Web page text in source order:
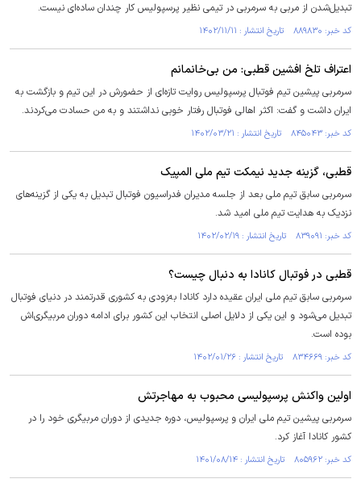
تبدیل‌شدن از مربی به سرمربی در تیمی نظیر پرسپولیس کار چندان ساده‌ای نیست.
کد خبر: ۸۸۹۸۳۰ تاریخ انتشار : ۱۴۰۲/۱۱/۱۱
اعتراف تلخ افشین قطبی: من بی‌خانمانم
سرمربی پیشین تیم فوتبال پرسپولیس روایت تازه‌ای از حضورش در این تیم و بازگشت به
ایران داشت و گفت: اکثر اهالی فوتبال رفتار خوبی نداشتند و به من حسادت می‌کردند.
کد خبر: ۸۴۵۰۴۳ تاریخ انتشار : ۱۴۰۲/۰۳/۲۱
قطبی، گزینه جدید نیمکت تیم ملی المپیک
سرمربی سابق تیم ملی بعد از جلسه مدیران فدراسیون فوتبال تبدیل به یکی از گزینه‌های
نزدیک به هدایت تیم ملی امید شد.
کد خبر: ۸۳۹۰۹۱ تاریخ انتشار : ۱۴۰۲/۰۲/۱۹
قطبی در فوتبال کانادا به دنبال چیست؟
سرمربی سابق تیم ملی ایران عقیده دارد کانادا به‌زودی به کشوری قدرتمند در دنیای فوتبال
تبدیل می‌شود و این یکی از دلایل اصلی انتخاب این کشور برای ادامه دوران مربیگری‌اش
بوده است.
کد خبر: ۸۳۴۶۶۹ تاریخ انتشار : ۱۴۰۲/۰۱/۲۶
اولین واکنش پرسپولیسی محبوب به مهاجرتش
سرمربی پیشین تیم ملی ایران و پرسپولیس، دوره جدیدی از دوران مربیگری خود را در
کشور کانادا آغاز کرد.
کد خبر: ۸۰۵۹۶۲ تاریخ انتشار : ۱۴۰۱/۰۸/۱۴